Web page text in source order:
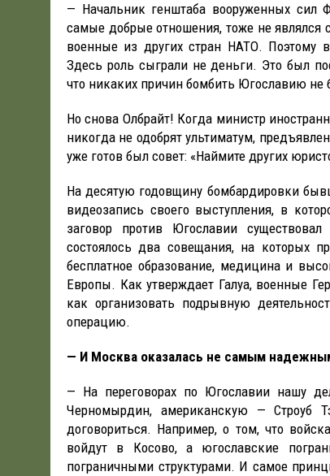
— Начальник генштаба вооруженных
самые добрые отношения, тоже не являлся
военные из других стран НАТО. Поэтому
Здесь роль сыграли не деньги. Это был
что никаких причин бомбить Югославию не
Но снова Олбрайт! Когда министр
никогда не одобрят ультиматум,
уже готов был совет: «Наймите других
На десятую годовщину бомбардировки
видеозапись своего выступления, в
заговор против Югославии
состоялось два совещания, на которых
бесплатное образование, медицина и
Европы. Как утверждает Галуа, военные
как организовать подрывную
операцию.
— И Москва оказалась не самым
— На переговорах по Югославии нашу
Черномырдин, американскую — Строуб
договориться. Например, о том, что
войдут в Косово, а югославские
пограничными структурами. И самое